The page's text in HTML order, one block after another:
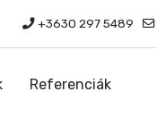
+3630 297 5489
Referenciák